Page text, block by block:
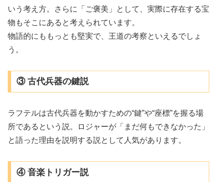
いう考え方。さらに「ご褒美」として、実際に存在する宝
物もそこにあると考えられています。
物語的にももっとも堅実で、王道の考察といえるでしょ
う。
③ 古代兵器の鍵説
ラフテルは古代兵器を動かすための“鍵”や“座標”を握る場
所であるという説。ロジャーが「まだ何もできなかった」
と語った理由を説明する説として人気があります。
④ 音楽トリガー説